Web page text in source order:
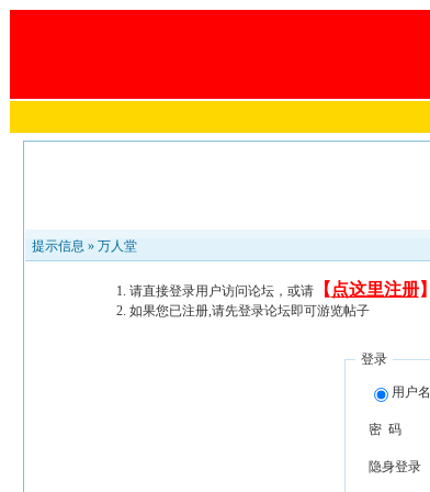
提示信息 » 万人堂
请直接登录用户访问论坛，或请【 点这里注册】
如果您已注册,请先登录论坛即可游览帖子
登录
用户名
密 码
隐身登录